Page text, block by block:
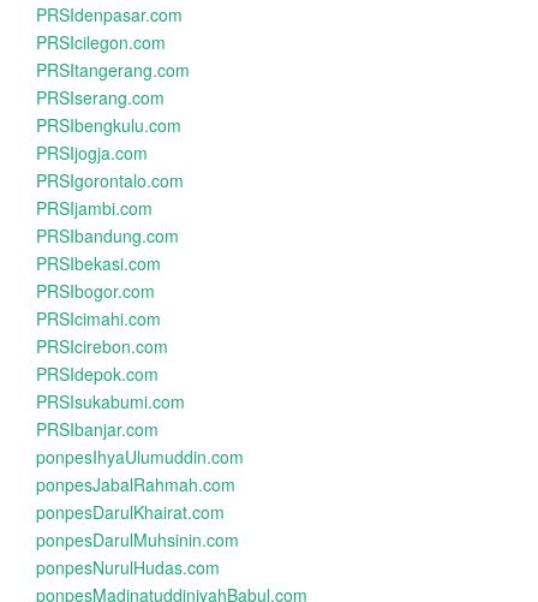
PRSIdenpasar.com
PRSIcilegon.com
PRSItangerang.com
PRSIserang.com
PRSIbengkulu.com
PRSIjogja.com
PRSIgorontalo.com
PRSIjambi.com
PRSIbandung.com
PRSIbekasi.com
PRSIbogor.com
PRSIcimahi.com
PRSIcirebon.com
PRSIdepok.com
PRSIsukabumi.com
PRSIbanjar.com
ponpesIhyaUlumuddin.com
ponpesJabalRahmah.com
ponpesDarulKhairat.com
ponpesDarulMuhsinin.com
ponpesNurulHudas.com
ponpesMadinatuddiniyahBabul.com